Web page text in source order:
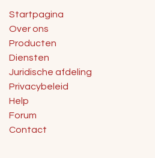
Startpagina
Over ons
Producten
Diensten
Juridische afdeling
Privacybeleid
Help
Forum
Contact